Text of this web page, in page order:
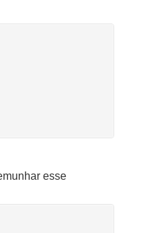
esse